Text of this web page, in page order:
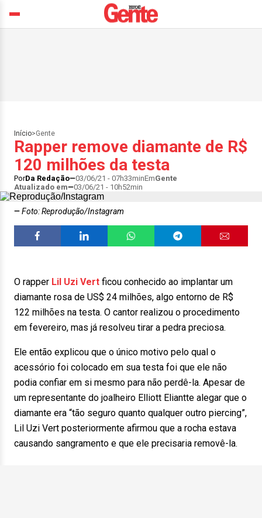
Início>Gente
Rapper remove diamante de R$
120 milhões da testa
PorDa Redação 03/06/21 - 07h33minEmGente
Atualizado em
03/06/21 - 10h52min
Foto: Reprodução/Instagram
O rapper Lil Uzi Vert ficou conhecido ao implantar um
diamante rosa de US$ 24 milhões, algo entorno de R$
122 milhões na testa. O cantor realizou o procedimento
em fevereiro, mas já resolveu tirar a pedra preciosa.
Ele então explicou que o único motivo pelo qual o
acessório foi colocado em sua testa foi que ele não
podia confiar em si mesmo para não perdê-la. Apesar de
um representante do joalheiro Elliott Eliantte alegar que o
diamante era “tão seguro quanto qualquer outro piercing”,
Lil Uzi Vert posteriormente afirmou que a rocha estava
causando sangramento e que ele precisaria removê-la.